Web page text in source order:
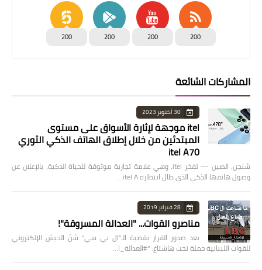
200
200
200
200
المشاركات الشائعة
30 أكتوبر 2023
itel موجهة لإثارة الأسواق على مستوى
المبتدئين من خلال إطلاق الهاتف الذكي الثوري
itel A70
شنجن، الصين — تفخر itel، وهي علامة تجارية موثوقة للحياة الذكية، بالإعلان عن
وصول هاتفها الذكي الذي طال انتظاره itel A…
28 فبراير 2019
مناصرو القوات... "العدالة المسروقة"!
بعد صدور القرار بقضية الـ"ال بي سي" شنّ الجيش الإلكتروني
للقوات اللبنانية حملة تحت هاشتاغ: "#العدالة_ا…